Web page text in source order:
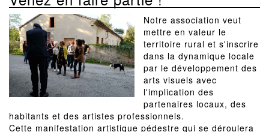
Notre association veut
mettre en valeur le
territoire rural et s'inscrire
dans la dynamique locale
par le développement des
arts visuels avec
l'implication des
partenaires locaux, des
habitants et des artistes professionnels.
Cette manifestation artistique pédestre qui se déroulera